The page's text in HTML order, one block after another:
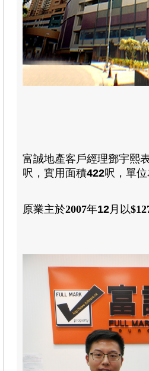
富誠地產客戶經理鄧宇熙
呎 ， 實用 面積422呎 ， 單位
原業主於2007年12月 以